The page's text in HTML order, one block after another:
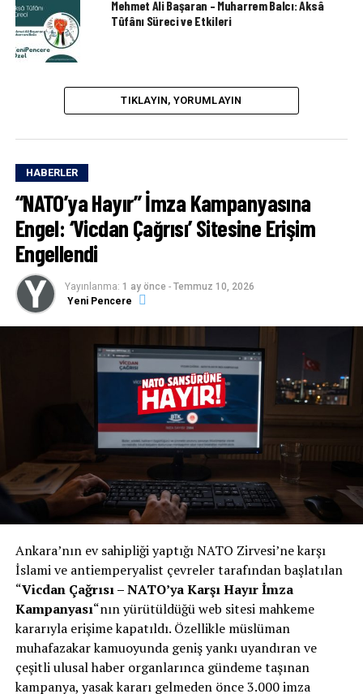
Mehmet Ali Başaran – Muharrem Balcı: Aksâ
Tûfânı Süreci ve Etkileri
TIKLAYIN, YORUMLAYIN
HABERLER
“NATO’ya Hayır” İmza Kampanyasına
Engel: ‘Vicdan Çağrısı’ Sitesine Erişim
Engellendi
Yayınlanma: 1 ay önce - Temmuz 10, 2026
Yeni Pencere
Ankara’nın ev sahipliği yaptığı NATO Zirvesi’ne karşı
İslami ve antiemperyalist çevreler tarafından başlatılan
“Vicdan Çağrısı – NATO’ya Karşı Hayır İmza
Kampanyası“nın yürütüldüğü web sitesi mahkeme
kararıyla erişime kapatıldı. Özellikle müslüman
muhafazakar kamuoyunda geniş yankı uyandıran ve
çeşitli ulusal haber organlarınca gündeme taşınan
kampanya, yasak kararı gelmeden önce 3.000 imza